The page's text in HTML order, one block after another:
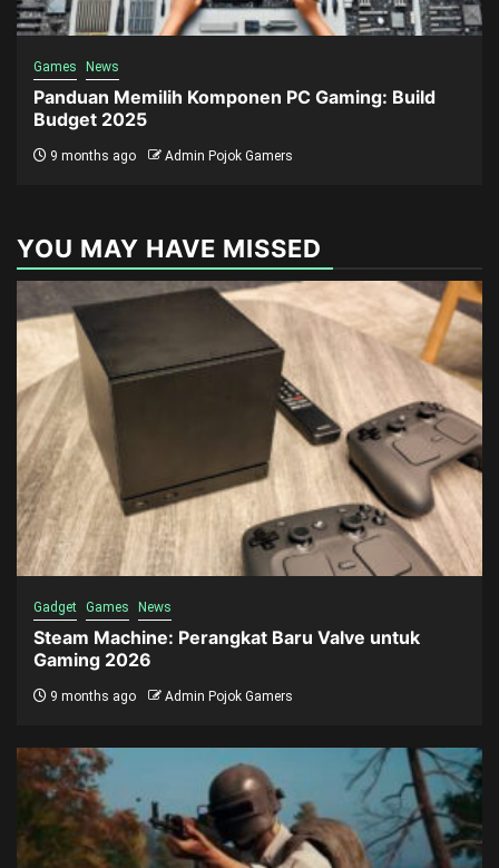
Games News
Panduan Memilih Komponen PC Gaming: Build
Budget 2025
9 months ago Admin Pojok Gamers
YOU MAY HAVE MISSED
Gadget Games News
Steam Machine: Perangkat Baru Valve untuk
Gaming 2026
9 months ago Admin Pojok Gamers